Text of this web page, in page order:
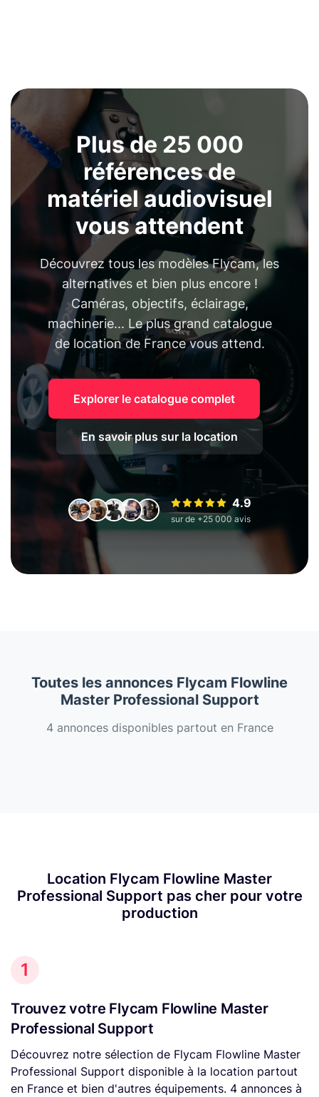
Plus de 25 000
références de
matériel audiovisuel
vous attendent
Découvrez tous les modèles Flycam, les
alternatives et bien plus encore !
Caméras, objectifs, éclairage,
machinerie... Le plus grand catalogue
de location de France vous attend.
Explorer le catalogue complet
En savoir plus sur la location
4.9
sur de +25 000 avis
Toutes les annonces Flycam Flowline
Master Professional Support
4 annonces disponibles partout en France
Location Flycam Flowline Master
Professional Support pas cher pour votre
production
1
Trouvez votre Flycam Flowline Master
Professional Support
Découvrez notre sélection de Flycam Flowline Master
Professional Support disponible à la location partout
en France et bien d'autres équipements. 4 annonces à